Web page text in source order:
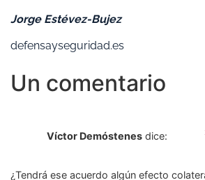
Jorge Estévez-Bujez
defensayseguridad.es
Un comentario
Víctor Demóstenes dice:
¿Tendrá ese acuerdo algún efecto